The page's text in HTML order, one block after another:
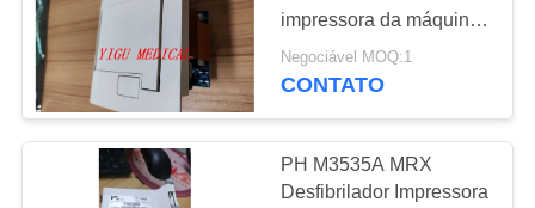
DE
QUALIDADE
CONTACTE-
Peças de reparo do
monitor paciente
impressora da máquina
do desfibrilador do
Heartstat XL+ do PH
Negociável MOQ:1
CONTATO
PH M3535A MRX
Desfibrilador Impressora